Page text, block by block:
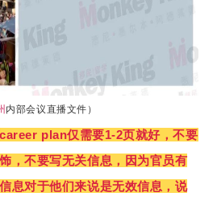
内部会议直播文件）
career plan仅需要1-2页就好，不要
，不要写无关信息，因为官员有
息对于他们来说是无效信息，说